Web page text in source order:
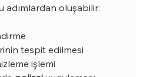
adımlardan oluşabilir:
tespit edilmesi
işlemi